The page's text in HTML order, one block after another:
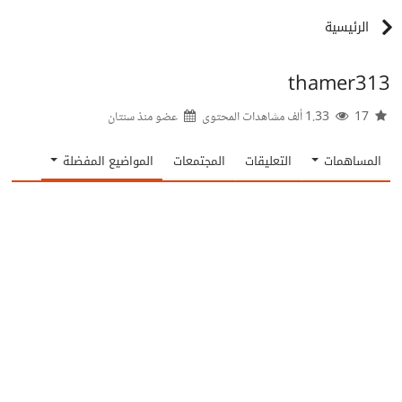
الرئيسية
thamer313
عضو منذسنتان
المساهمات التعليقات المجتمعات المواضيع المفضلة